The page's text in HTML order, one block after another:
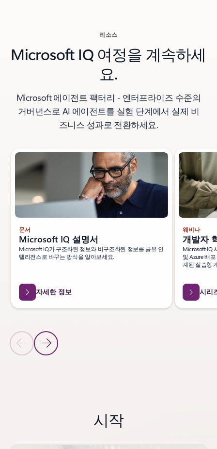
리소스
Microsoft IQ 여정을 계속하세
요.
Microsoft 에이전트 팩터리 - 엔터프라이즈 수준의
거버넌스로 AI 에이전트를 실험 단계에서 실제 비
즈니스 성과로 전환하세요.
슬라이드 1/3 표시
이전 슬라이드다음 슬라이드
문서
Microsoft IQ 설명서
Microsoft IQ가 구조화된 정보와 비구조화된 정보를 공유 인
텔리전스로 바꾸는 방식을 알아보세요.
자세한 정보
웨비나
개발자
Microsoft IQ
및 Azure 배
계된 실습형
시리
시작